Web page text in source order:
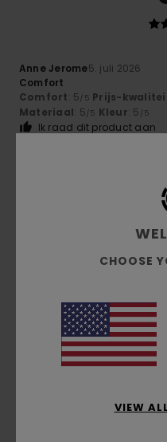
Anne Jerome5. juli 2026
Comfort
Comfort: 5/5 Prijs-
Materiaal: 5/5 Kleur: 5 /5
Ik raad dit product aan
Value for money
Ik raad dit product aan
4
CHOOSE
VIEW